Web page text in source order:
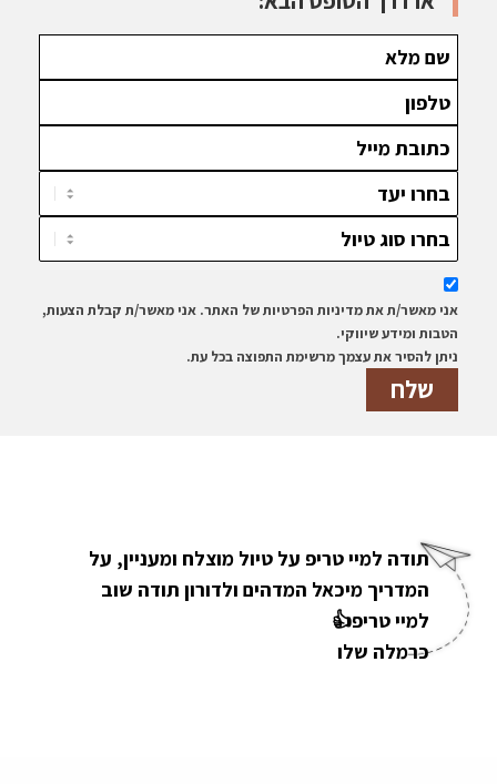
אני מאשר/ת את מדיניות הפרטיות של האתר. אני מאשר/ת קבלת הצעות,
הטבות ומידע שיווקי.
ניתן להסיר את עצמך מרשימת התפוצה בכל עת.
תודה למיי טריפ על טיול מוצלח ומעניין, על
המדריך מיכאל המדהים ולדורון תודה שוב
למיי טריפ👍
כרמלה שלו